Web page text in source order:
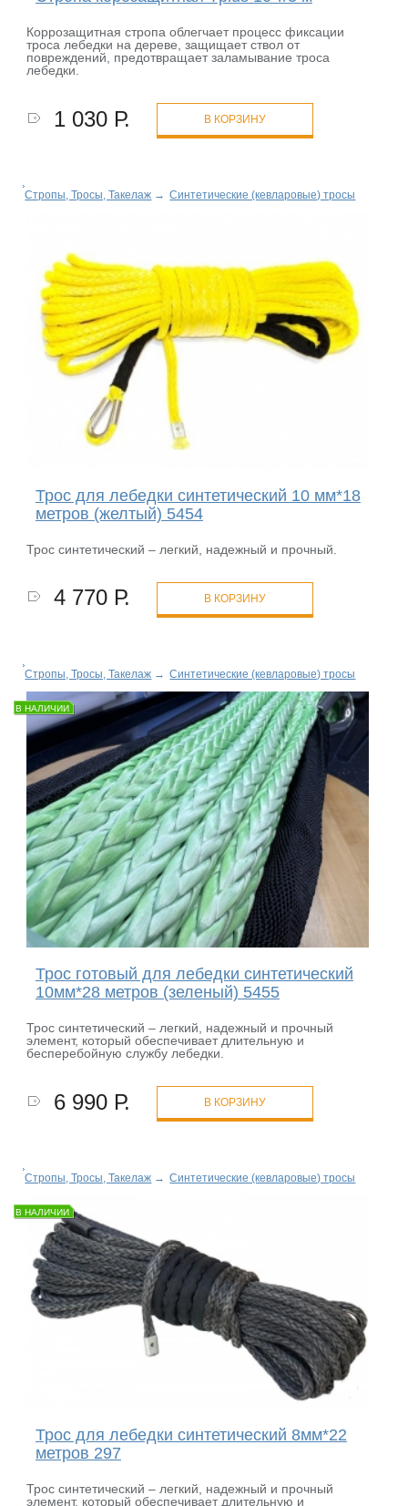
Коррозащитная стропа облегчает процесс фиксации
троса лебедки на дереве, защищает ствол от
повреждений, предотвращает заламывание троса
лебедки.
1 030 Р. В КОРЗИНУ
Стропы, Тросы, Такелаж → Синтетические (кевларовые) тросы
Трос для лебедки синтетический 10 мм*18
метров (желтый) 5454
Трос синтетический – легкий, надежный и прочный.
4 770 Р. В КОРЗИНУ
Стропы, Тросы, Такелаж → Синтетические (кевларовые) тросы
В НАЛИЧИИ
Трос готовый для лебедки синтетический
10мм*28 метров (зеленый) 5455
Трос синтетический – легкий, надежный и прочный
элемент, который обеспечивает длительную и
бесперебойную службу лебедки.
6 990 Р. В КОРЗИНУ
Стропы, Тросы, Такелаж → Синтетические (кевларовые) тросы
В НАЛИЧИИ
Трос для лебедки синтетический 8мм*22
метров 297
Трос синтетический – легкий, надежный и прочный
элемент, который обеспечивает длительную и